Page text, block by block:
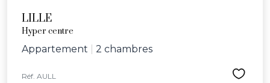
LILLE
Hyper centre
Appartement 2 chambres
Réf. AULL